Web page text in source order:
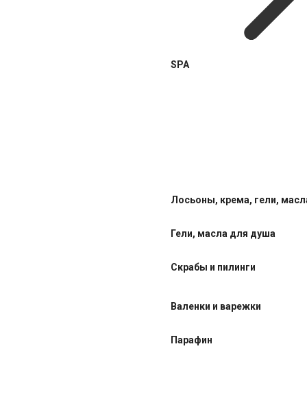
SPA
Лосьоны, крема, гели,
Гели, масла для душа
Скрабы и пилинги
Валенки и варежки
Парафин